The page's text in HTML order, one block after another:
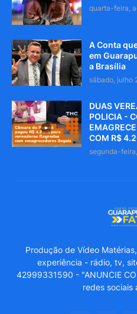
quarta-feira,
A Conta
em
a Brasília
sábado, julho
DUAS
POLICIA -
COM R$
segunda-
Produção de Vídeo
experiência - rádio, tv,
42999331590 - "ANUNCIE
redes sociais